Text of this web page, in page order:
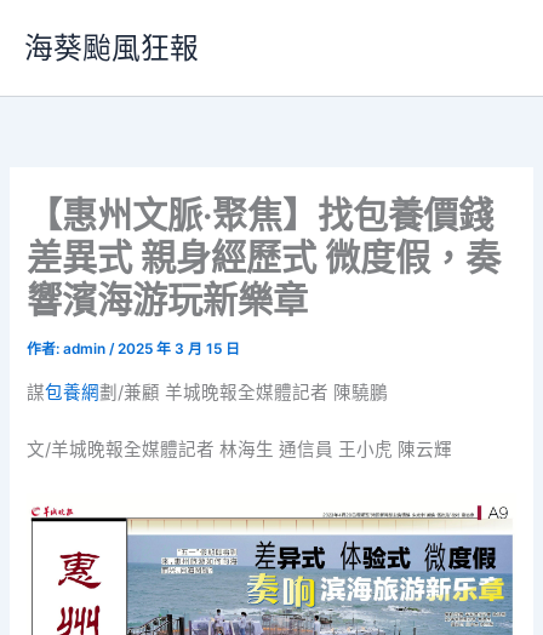
要
海葵颱風狂報
【惠州文脈·聚焦】找包養價錢
差異式 親身經歷式 微度假，奏
響濱海游玩新樂章
作者:admin/2025 年 3 月 15 日
謀包養網劃/兼顧 羊城晚報全媒體記者 陳驍鵬
文/羊城晚報全媒體記者 林海生 通信員 王小虎 陳云輝